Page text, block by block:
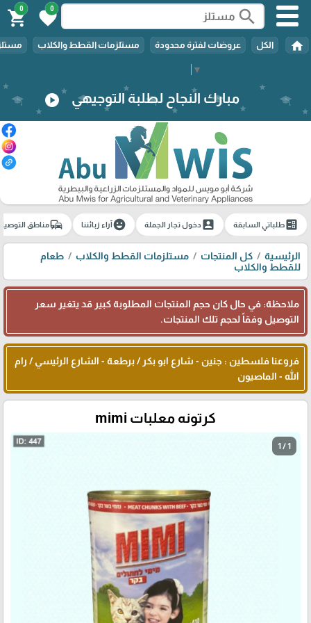
▼
search
0
favorite
0
shopping_cart
home الكل عروضات لفترة محدودة مستلزمات القطط والكلاب
مبارك النجاح لطلبة التوجيهي play_circle
ballotطلباتي السابقة account_boxدخول تجار الجملة emoji_emotionsآراء زبائننا commuteمناطق
الرئيسية كل المنتجات مستلزمات القطط والكلاب
طعام
للقطط والكلاب
ملاحظة: في حال كان حجم المنتجات المطلوبة كبير قد يتغير سعر
التوصيل وفقاً لحجم تلك المنتجات.
فروعنا فلسطين : جنين - شارع ابو بكر / برطعة - الشارع الرئيسي / رام
الله - الماصيون
كرتونه معلبات mimi
1 / 1